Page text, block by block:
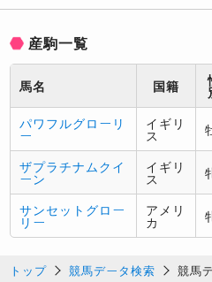
産駒一覧
馬名 国籍
パワフルグローリ
ー
イギリ
ス
ザプラチナムクイ
ーン
イギリ
ス
サンセットグロー
リー
アメリ
カ
トップ 競馬データ検索 競馬